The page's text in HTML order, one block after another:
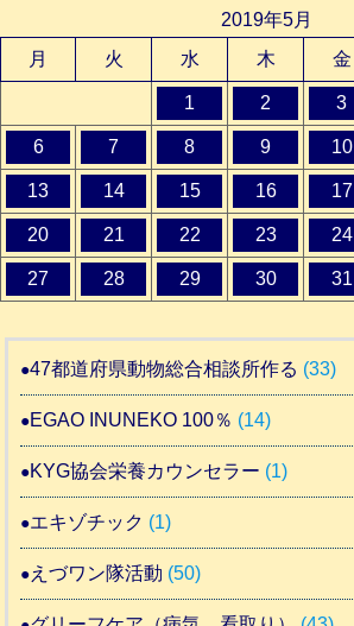
2019年5月
月
火 水 木 金
1 2 3
6 7 8 9 10
13 14 15 16 17
20 21 22 23 24
27 28 29 30 31
47都道府県動物総合相談所作る (33)
EGAO INUNEKO 100％ (14)
KYG協会栄養カウンセラー (1)
エキゾチック (1)
えづワン隊活動 (50)